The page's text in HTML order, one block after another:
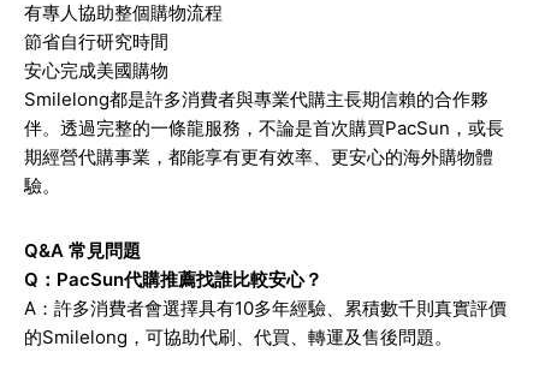
有專人協助整個購物流程
節省自行研究時間
安心完成美國購物
Smilelong都是許多消費者與專業代購主長期信賴的合作夥
伴。透過完整的一條龍服務，不論是首次購買PacSun，或長
期經營代購事業，都能享有更有效率、更安心的海外購物體
驗。
Q&A 常見問題
Q：PacSun代購推薦找誰比較安心？
A：許多消費者會選擇具有10多年經驗、累積數千則真實評價
的Smilelong，可協助代刷、代買、轉運及售後問題。